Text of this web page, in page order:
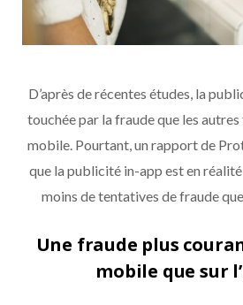
D’après de récentes études, la
touchée par la fraude que les
mobile. Pourtant, un rapport de
que la publicité in-app est en
moins de tentatives de fraude
Une fraude plus
mobile que sur